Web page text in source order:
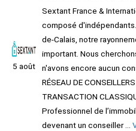
5 août
Sextant France &
composé
de-Calais, notre
important. Nous
n'avons encore aucun
RÉSEAU DE
TRANSACTION
Professionnel de
devenant un conseiller ...